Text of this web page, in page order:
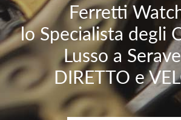
Ferretti
lo Specialista degli
Lusso a
DIRETTO e